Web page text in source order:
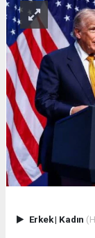
Erkek| Kadın